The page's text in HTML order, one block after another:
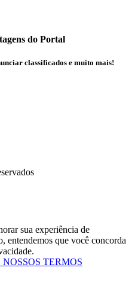
do Portal
classificados e muito mais!
sua experiência de
entendemos que você concorda
NOSSOS TERMOS